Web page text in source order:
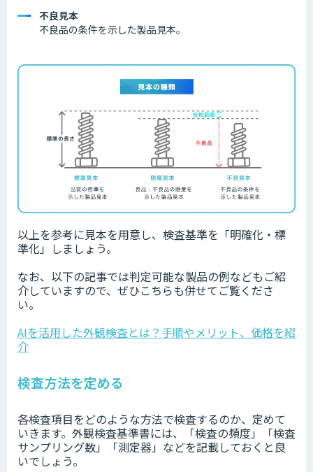
不良見本
不良品の条件を示した製品見本。
以上を参考に見本を用意し、検査基準を「明確化・標
準化」しましょう。
なお、以下の記事では判定可能な製品の例などもご紹
介していますので、ぜひこちらも併せてご覧くださ
い。
AIを活用した外観検査とは？手順やメリット、価格を紹
介
検査方法を定める
各検査項目をどのような方法で検査するのか、定めて
いきます。外観検査基準書には、「検査の頻度」「検査
サンプリング数」「測定器」などを記載しておくと良
いでしょう。